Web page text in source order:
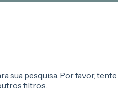
sua pesquisa. Por favor, tente
filtros.